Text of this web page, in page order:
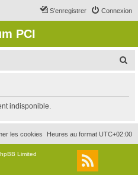
Connexion
S’enregistrer
PCI
r
c
indisponible.
Heures au format UTC+02:00
les cookies
Limited